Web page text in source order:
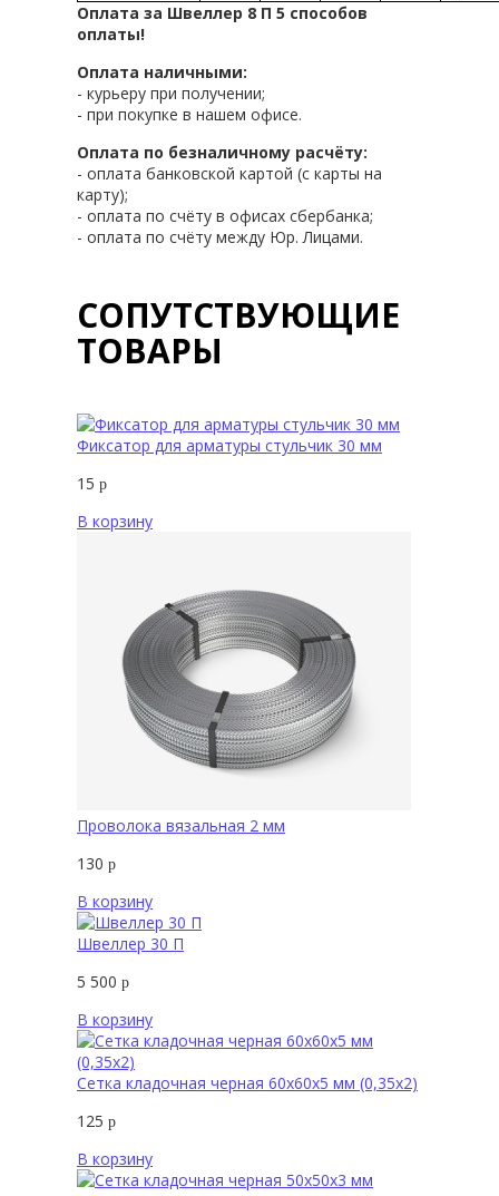
Оплата за Швеллер 8 П 5 способов
оплаты!
Оплата наличными:
- курьеру при получении;
- при покупке в нашем офисе.
Оплата по безналичному расчёту:
- оплата банковской картой (с карты на
карту);
- оплата по счёту в офисах сбербанка;
- оплата по счёту между Юр. Лицами.
СОПУТСТВУЮЩИЕ
ТОВАРЫ
Фиксатор для арматуры стульчик 30 мм
15 р
В корзину
Проволока вязальная 2 мм
130 р
В корзину
Швеллер 30 П
5 500 р
В корзину
Сетка кладочная черная 60х60х5 мм (0,35х2)
125 р
В корзину